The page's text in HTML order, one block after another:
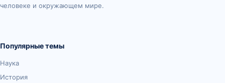
человеке и окружающем мире.
Популярные темы
Наука
История